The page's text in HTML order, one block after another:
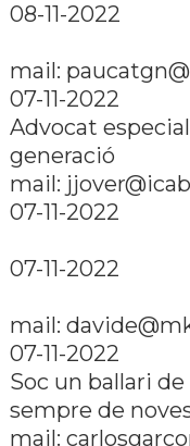
08-11-2022
mail:
07-11-2022
Advocat
generació
mail:
07-11-2022
07-11-2022
mail:
07-11-2022
Soc un ballari
sempre de
mail: